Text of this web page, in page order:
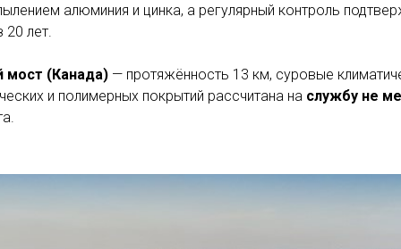
алюминия и цинка, а регулярный контроль
лет.
мост (Канада) — протяжённость 13 км, суровые
и полимерных покрытий рассчитана на службу не